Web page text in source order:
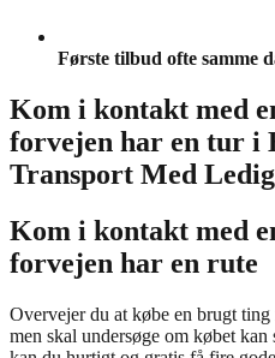
Første tilbud ofte samme
Kom i kontakt med
forvejen har en tur i
Transport Med
Kom i kontakt med
forvejen har en rute
Overvejer du at købe en brugt
men skal undersøge om købet